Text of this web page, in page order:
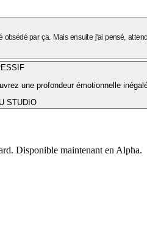
par ça. Mais ensuite j'ai pensé,
une profondeur émotionnelle
STUDIO
Disponible maintenant en Alpha.